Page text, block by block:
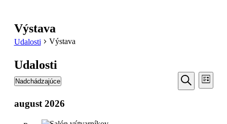
Výstava
Udalosti Výstava
Udalosti
Udalosti
Search
Vyhľadať
Zoznam
Nadchádzajúce
august 2026